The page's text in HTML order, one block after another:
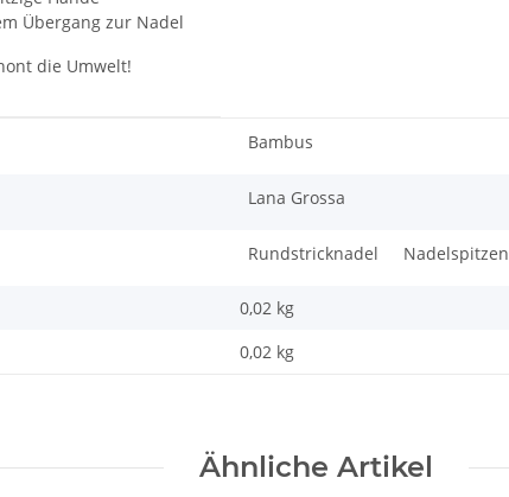
Übergang zur Nadel
die Umwelt!
Bambus
Lana Grossa
Rundstricknadel Nadelspitzen
0,02 kg
0,02 kg
Ähnliche Artikel